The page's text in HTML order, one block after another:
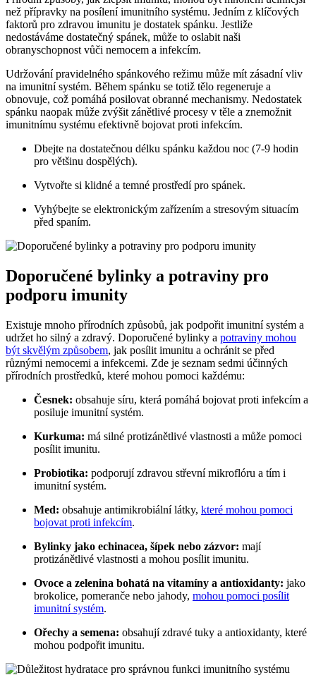
než přípravky na posílení imunitního systému. Jedním z klíčových
faktorů pro zdravou imunitu je dostatek spánku. Jestliže
nedostáváme dostatečný spánek, může to oslabit naši
obranyschopnost vůči nemocem a infekcím.
Udržování pravidelného spánkového režimu může mít zásadní vliv
na imunitní systém. Během spánku se totiž tělo regeneruje a
obnovuje, což pomáhá posilovat obranné mechanismy. Nedostatek
spánku naopak může zvýšit zánětlivé procesy v těle a znemožnit
imunitnímu systému efektivně bojovat proti infekcím.
Dbejte na dostatečnou délku spánku každou noc (7-9 hodin
pro většinu dospělých).
Vytvořte si klidné a temné prostředí pro spánek.
Vyhýbejte se elektronickým zařízením a stresovým situacím
před spaním.
Doporučené bylinky a potraviny pro
podporu imunity
Existuje mnoho přírodních způsobů, jak podpořit imunitní systém a
udržet ho silný a zdravý. Doporučené bylinky a potraviny mohou
být skvělým způsobem, jak posílit imunitu a ochránit se před
různými nemocemi a infekcemi. Zde je seznam sedmi účinných
přírodních prostředků, které mohou pomoci každému:
Česnek: obsahuje síru, která pomáhá bojovat proti infekcím a
posiluje imunitní systém.
Kurkuma: má silné protizánětlivé vlastnosti a může pomoci
posílit imunitu.
Probiotika: podporují zdravou střevní mikroflóru a tím i
imunitní systém.
Med: obsahuje antimikrobiální látky, které mohou pomoci
bojovat proti infekcím.
Bylinky jako echinacea, šípek nebo zázvor: mají
protizánětlivé vlastnosti a mohou posílit imunitu.
Ovoce a zelenina bohatá na vitamíny a antioxidanty: jako
brokolice, pomeranče nebo jahody, mohou pomoci posílit
imunitní systém.
Ořechy a semena: obsahují zdravé tuky a antioxidanty, které
mohou podpořit imunitu.